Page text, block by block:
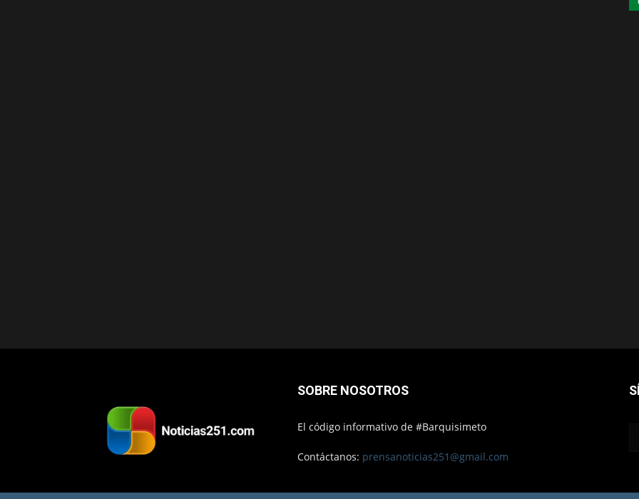
SOBRE NOSOTROS
El código informativo de #Barquisimeto
Contáctanos: prensanoticias251@gmail.com